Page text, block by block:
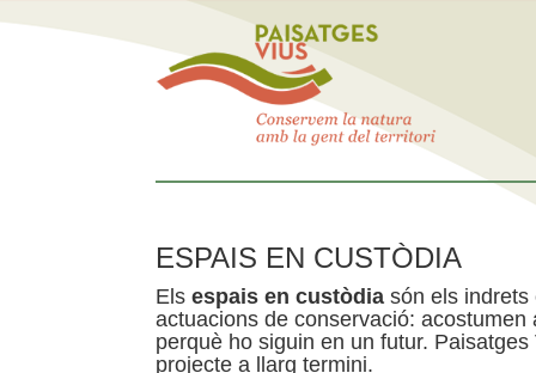
ESPAIS EN CUSTÒDIA
Els espais en custòdia són els indrets
actuacions de conservació:
perquè ho siguin en un futur.
projecte a llarg termini.